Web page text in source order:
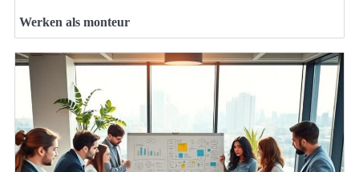
Werken als monteur